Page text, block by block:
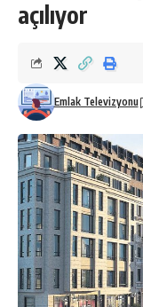
açılıyor
Emlak Televizyonu